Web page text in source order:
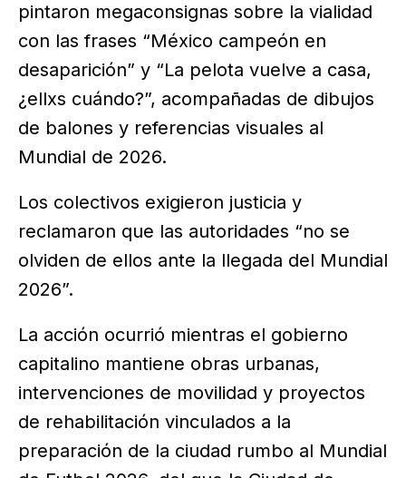
pintaron megaconsignas sobre la vialidad
con las frases “México campeón en
desaparición” y “La pelota vuelve a casa,
¿ellxs cuándo?”, acompañadas de dibujos
de balones y referencias visuales al
Mundial de 2026.
Los colectivos exigieron justicia y
reclamaron que las autoridades “no se
olviden de ellos ante la llegada del Mundial
2026”.
La acción ocurrió mientras el gobierno
capitalino mantiene obras urbanas,
intervenciones de movilidad y proyectos
de rehabilitación vinculados a la
preparación de la ciudad rumbo al Mundial